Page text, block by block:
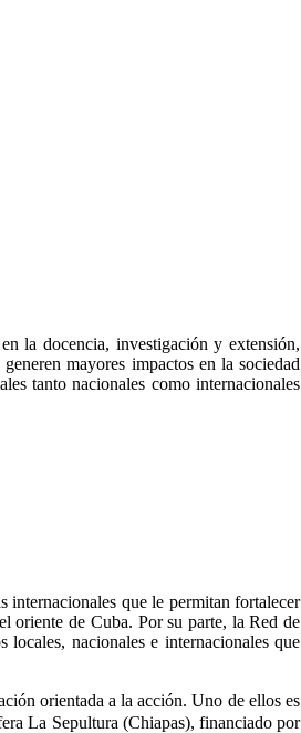
la docencia, investigación y extensión,
mayores impactos en la sociedad
tanto nacionales como internacionales
internacionales que le permitan fortalecer
oriente de Cuba. Por su parte, la Red de
nacionales e internacionales que
orientada a la acción. Uno de ellos es
La Sepultura (Chiapas), financiado por